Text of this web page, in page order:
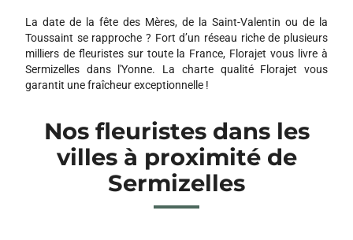
La date de la fête des Mères, de la Saint-Valentin ou de la
Toussaint se rapproche ? Fort d’un réseau riche de plusieurs
milliers de fleuristes sur toute la France, Florajet vous livre à
Sermizelles dans l'Yonne. La charte qualité Florajet vous
garantit une fraîcheur exceptionnelle !
Nos fleuristes dans les
villes à proximité de
Sermizelles